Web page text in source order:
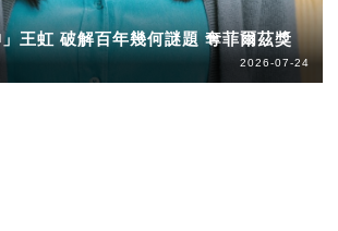
王虹 破解百年幾何謎題 奪菲爾茲獎
2026-07-24